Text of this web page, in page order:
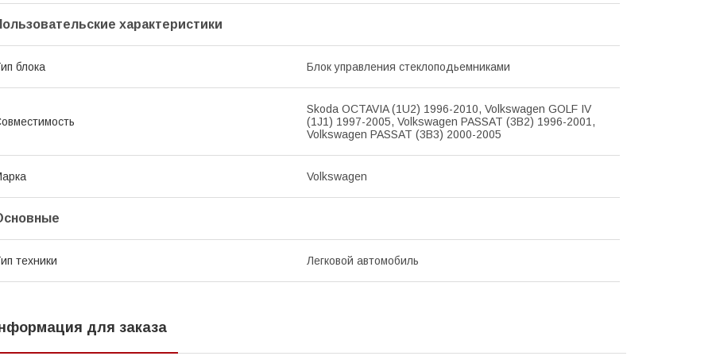
характеристики
блока Блок управления стеклоподьемниками
Skoda OCTAVIA (1U2) 1996-2010, Volkswagen GOLF IV
(1J1) 1997-2005, Volkswagen PASSAT (3B2) 1996-2001,
Volkswagen PASSAT (3B3) 2000-2005
Volkswagen
техники Легковой автомобиль
для заказа